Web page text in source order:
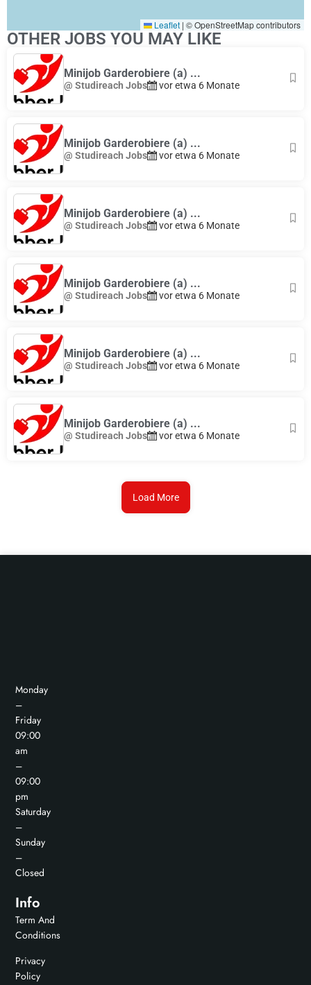
Leaflet | © OpenStreetMap contributors
OTHER JOBS YOU MAY LIKE
Minijob Garderobiere (a) ...
@ Studireach Jobs vor etwa 6 Monate
Minijob Garderobiere (a) ...
@ Studireach Jobs vor etwa 6 Monate
Minijob Garderobiere (a) ...
@ Studireach Jobs vor etwa 6 Monate
Minijob Garderobiere (a) ...
@ Studireach Jobs vor etwa 6 Monate
Minijob Garderobiere (a) ...
@ Studireach Jobs vor etwa 6 Monate
Minijob Garderobiere (a) ...
@ Studireach Jobs vor etwa 6 Monate
Load More
Monday
–
Friday
09:00
am
–
09:00
pm
Saturday
–
Sunday
–
Closed
Info
Term And
Conditions
Privacy
Policy